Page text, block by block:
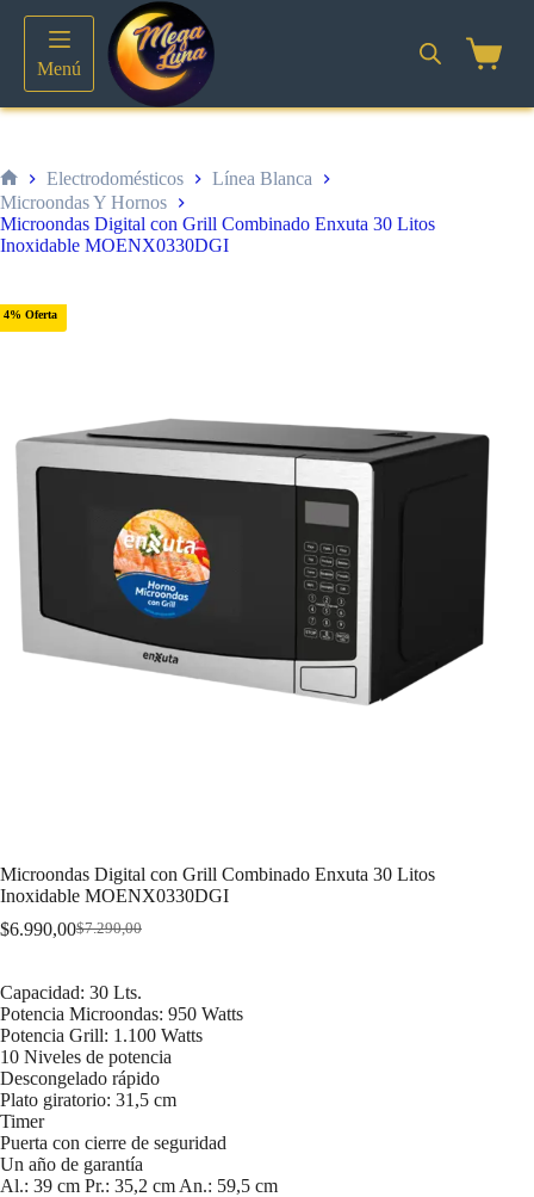
contenido
Menú
Inicio
Electrodomésticos
Línea Blanca
Microondas Y Hornos
Microondas Digital con Grill Combinado Enxuta 30 Litos
Inoxidable MOENX0330DGI
4% Oferta
Microondas Digital con Grill Combinado Enxuta 30 Litos
Inoxidable MOENX0330DGI
$7.290,00
Original
$7.290,00.
$6.990,00Current
$6.990,00.
Capacidad: 30 Lts.
Potencia Microondas: 950 Watts
Potencia Grill: 1.100 Watts
10 Niveles de potencia
Descongelado rápido
Plato giratorio: 31,5 cm
Timer
Puerta con cierre de seguridad
Un año de garantía
Al.: 39 cm Pr.: 35,2 cm An.: 59,5 cm